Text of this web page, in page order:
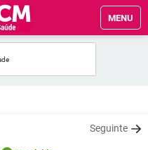
MENU
Seguinte